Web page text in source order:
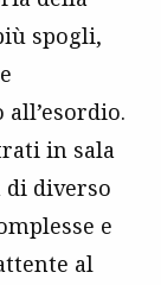
spogli,
in sala
di diverso
e
al